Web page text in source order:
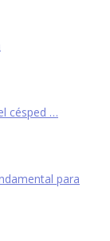
césped …
para